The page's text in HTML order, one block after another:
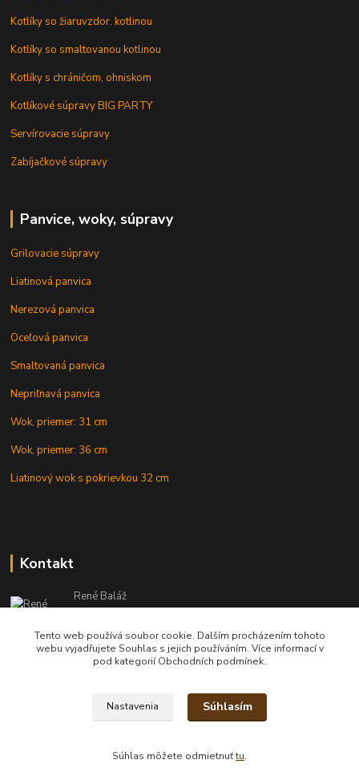
Kotlíky so žiaruvzdor. kotlinou
Kotlíky so smaltovanou kotlinou
Kotlíky s chráničom, ohniskom
Kotlíkové súpravy BIG PARTY
Servírovacie súpravy
Zabíjačkové súpravy
Panvice, woky, súpravy
Grilovacie súpravy
Liatinová panvica
Nerezová panvica
Oceľová panvica
Smaltovaná panvica
Nepriľnavá panvica
Wok, priemer: 31 cm
Wok, priemer: 36 cm
Liatinový wok s pokrievkou 32 cm
Kontakt
René Baláž
Eshop: +421 902 212 007
od 8:00 - do 16:00 hod
info@kotlikyshop.sk
Copyright © 2014-2030 KOTLIKYSHOP.sk, všetky práva vyhradené
Tento web používá soubor cookie. Dalším procházením tohoto
webu vyjadřujete Souhlas s jejich používáním. Více informací v
pod kategorií Obchodních podmínek.
Nastavenia Súhlasím
Súhlas môžete odmietnuťtu.